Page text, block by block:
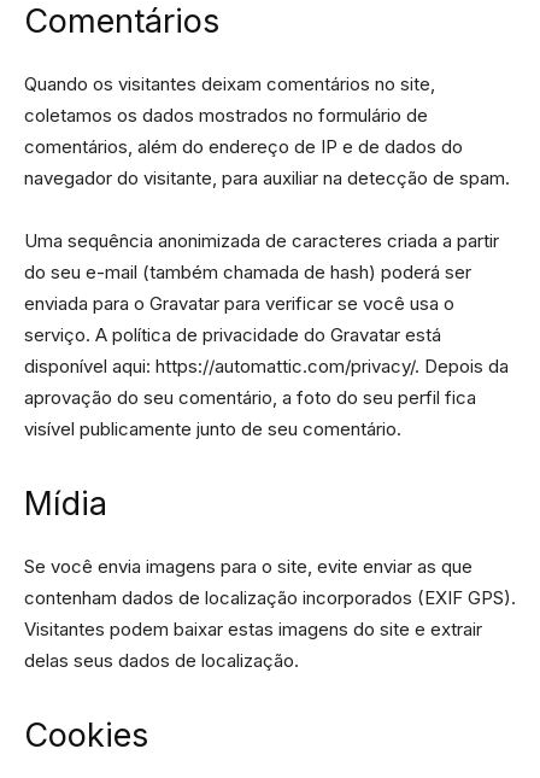
Comentários
Quando os visitantes deixam comentários no site,
coletamos os dados mostrados no formulário de
comentários, além do endereço de IP e de dados do
navegador do visitante, para auxiliar na detecção de spam.
Uma sequência anonimizada de caracteres criada a partir
do seu e-mail (também chamada de hash) poderá ser
enviada para o Gravatar para verificar se você usa o
serviço. A política de privacidade do Gravatar está
disponível aqui: https://automattic.com/privacy/. Depois da
aprovação do seu comentário, a foto do seu perfil fica
visível publicamente junto de seu comentário.
Mídia
Se você envia imagens para o site, evite enviar as que
contenham dados de localização incorporados (EXIF GPS).
Visitantes podem baixar estas imagens do site e extrair
delas seus dados de localização.
Cookies